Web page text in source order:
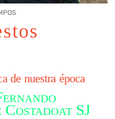
de nuestra época
Costadoat SJ